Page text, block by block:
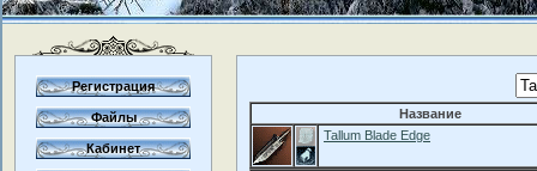
Регистрация
Файлы
Кабинет
Название
Tallum Blade Edge